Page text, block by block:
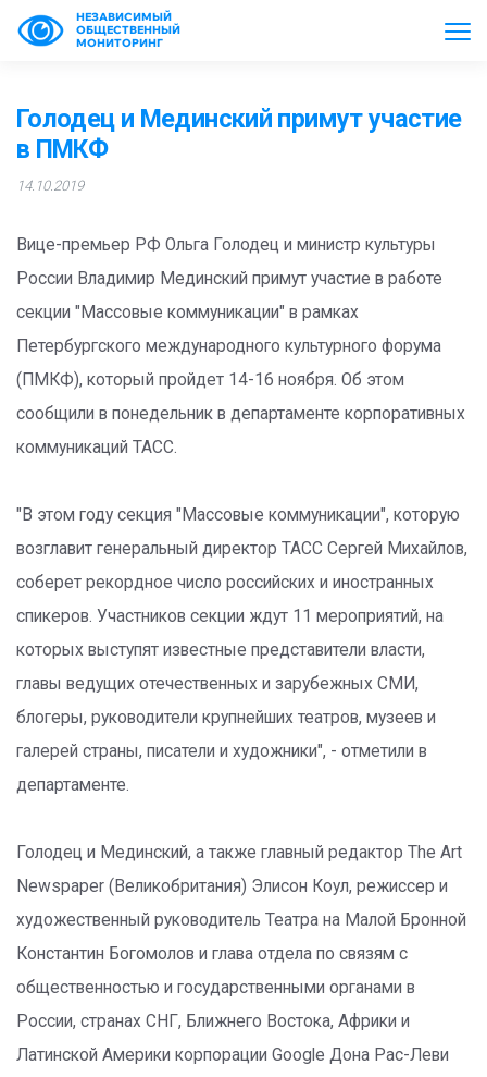
НЕЗАВИСИМЫЙ
ОБЩЕСТВЕННЫЙ
МОНИТОРИНГ
Голодец и Мединский примут участие
в ПМКФ
14.10.2019
Вице-премьер РФ Ольга Голодец и министр культуры
России Владимир Мединский примут участие в работе
секции "Массовые коммуникации" в рамках
Петербургского международного культурного форума
(ПМКФ), который пройдет 14-16 ноября. Об этом
сообщили в понедельник в департаменте корпоративных
коммуникаций ТАСС.
"В этом году секция "Массовые коммуникации", которую
возглавит генеральный директор ТАСС Сергей Михайлов,
соберет рекордное число российских и иностранных
спикеров. Участников секции ждут 11 мероприятий, на
которых выступят известные представители власти,
главы ведущих отечественных и зарубежных СМИ,
блогеры, руководители крупнейших театров, музеев и
галерей страны, писатели и художники", - отметили в
департаменте.
Голодец и Мединский, а также главный редактор The Art
Newspaper (Великобритания) Элисон Коул, режиссер и
художественный руководитель Театра на Малой Бронной
Константин Богомолов и глава отдела по связям с
общественностью и государственными органами в
России, странах СНГ, Ближнего Востока, Африки и
Латинской Америки корпорации Google Дона Рас-Леви